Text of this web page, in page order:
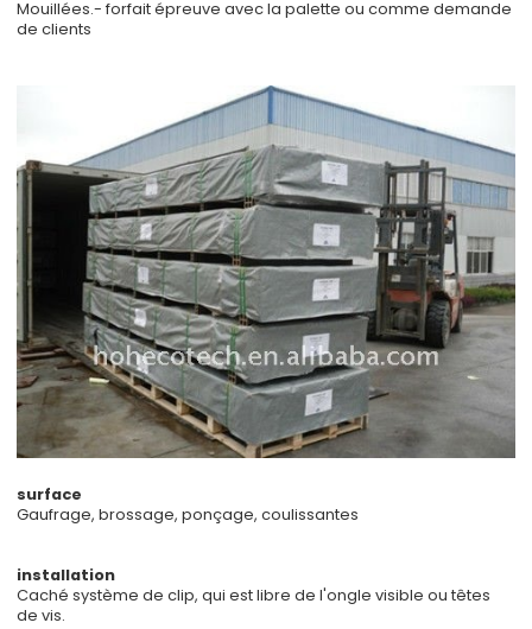
Mouillées.- forfait épreuve avec la palette ou comme demande
de clients
surface
Gaufrage, brossage, ponçage, coulissantes
installation
Caché système de clip, qui est libre de l'ongle visible ou têtes
de vis.